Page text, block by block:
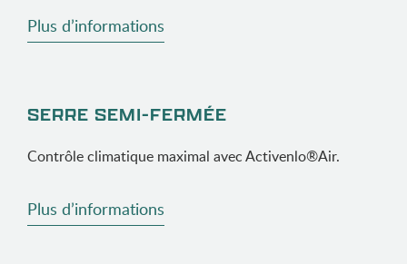
Plus d’informations
SERRE SEMI-FERMÉE
Contrôle climatique maximal avec Activenlo®Air.
Plus d’informations